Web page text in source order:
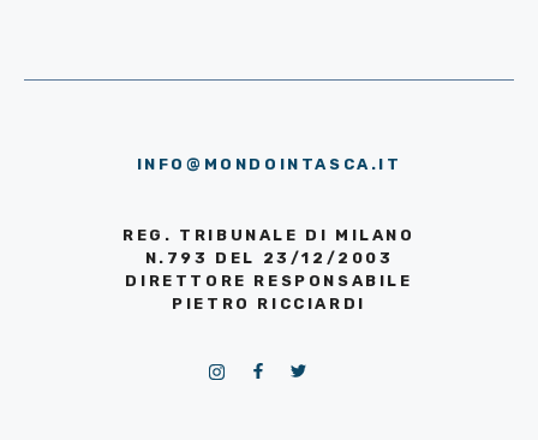
INFO@MONDOINTASCA.IT
REG. TRIBUNALE DI MILANO
N.793 DEL 23/12/2003
DIRETTORE RESPONSABILE
PIETRO RICCIARDI